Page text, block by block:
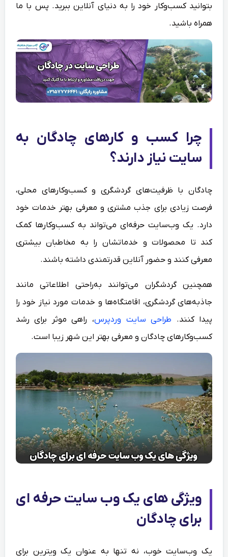
بتوانید کسب‌وکار خود را به دنیای آنلاین ببرید. پس با ما
همراه باشید.
چرا کسب و کارهای چادگان به
سایت نیاز دارند؟
چادگان با ظرفیت‌های گردشگری و کسب‌وکارهای محلی،
فرصت زیادی برای جذب مشتری و معرفی بهتر خدمات خود
دارد. یک وب‌سایت حرفه‌ای می‌تواند به کسب‌وکارها کمک
کند تا محصولات و خدماتشان را به مخاطبان بیشتری
معرفی کنند و حضور آنلاین قدرتمندی داشته باشند.
همچنین گردشگران می‌توانند به‌راحتی اطلاعاتی مانند
جاذبه‌های گردشگری، اقامتگاه‌ها و خدمات مورد نیاز خود را
پیدا کنند. طراحی سایت وردپرس، راهی موثر برای رشد
کسب‌وکارهای چادگان و معرفی بهتر این شهر زیبا است.
ویژگی‌ های یک وب‌ سایت حرفه‌ ای
برای چادگان
یک وب‌سایت خوب، نه تنها به عنوان یک ویترین برای